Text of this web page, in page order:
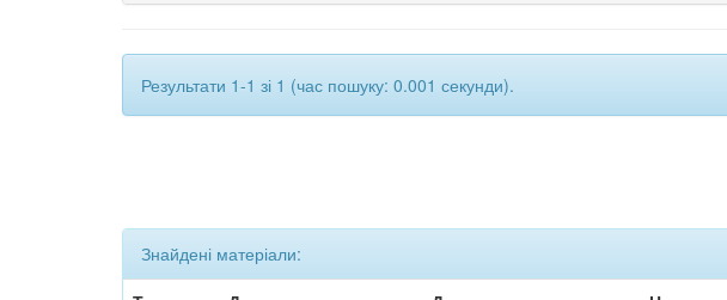
Результати 1-1 зі 1 (час пошуку: 0.001 секунди).
Знайдені матеріали: